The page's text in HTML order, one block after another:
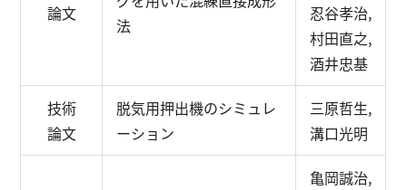
論文
法
忍谷孝治,
村田直之,
酒井忠基
技術
論文
脱気用押出機のシミュレ
ーション
三原哲生,
溝口光明
亀岡誠治,